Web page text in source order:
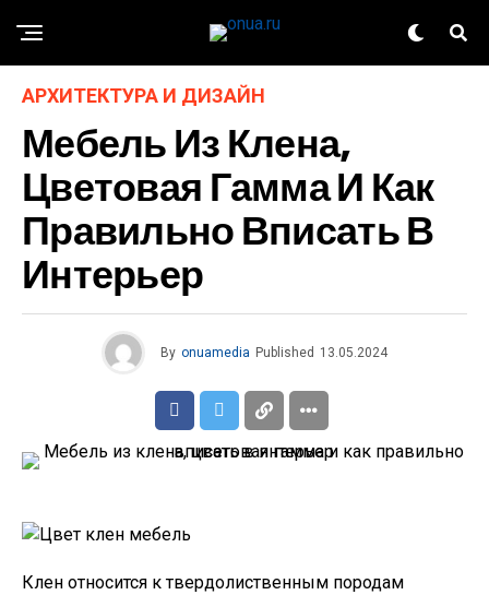
АРХИТЕКТУРА И ДИЗАЙН
Мебель Из Клена,
Цветовая Гамма И Как
Правильно Вписать В
Интерьер
By onuamedia Published 13.05.2024
Клен относится к твердолиственным породам